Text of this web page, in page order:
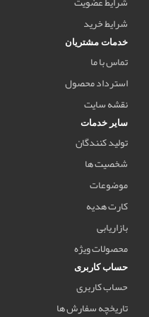
شرایط خرید
خدمات مشتریان
تماس با ما
استرداد محصول
نقشه سایت
سایر خدمات
تولید کنندگان
شخصیت ها
موضوعات
کارت هدیه
بازاریابی
محصولات ویژه
حساب کاربری
حساب کاربری
تاریخچه سفارش ها